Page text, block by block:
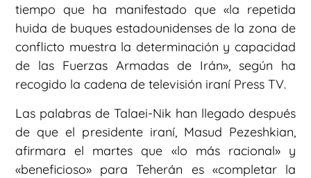
tiempo que ha manifestado que «la repetida
huida de buques estadounidenses de la zona de
conflicto muestra la determinación y capacidad
de las Fuerzas Armadas de Irán», según ha
recogido la cadena de televisión iraní Press TV.
Las palabras de Talaei-Nik han llegado después
de que el presidente iraní, Masud Pezeshkian,
afirmara el martes que «lo más racional» y
«beneficioso» para Teherán es «completar la